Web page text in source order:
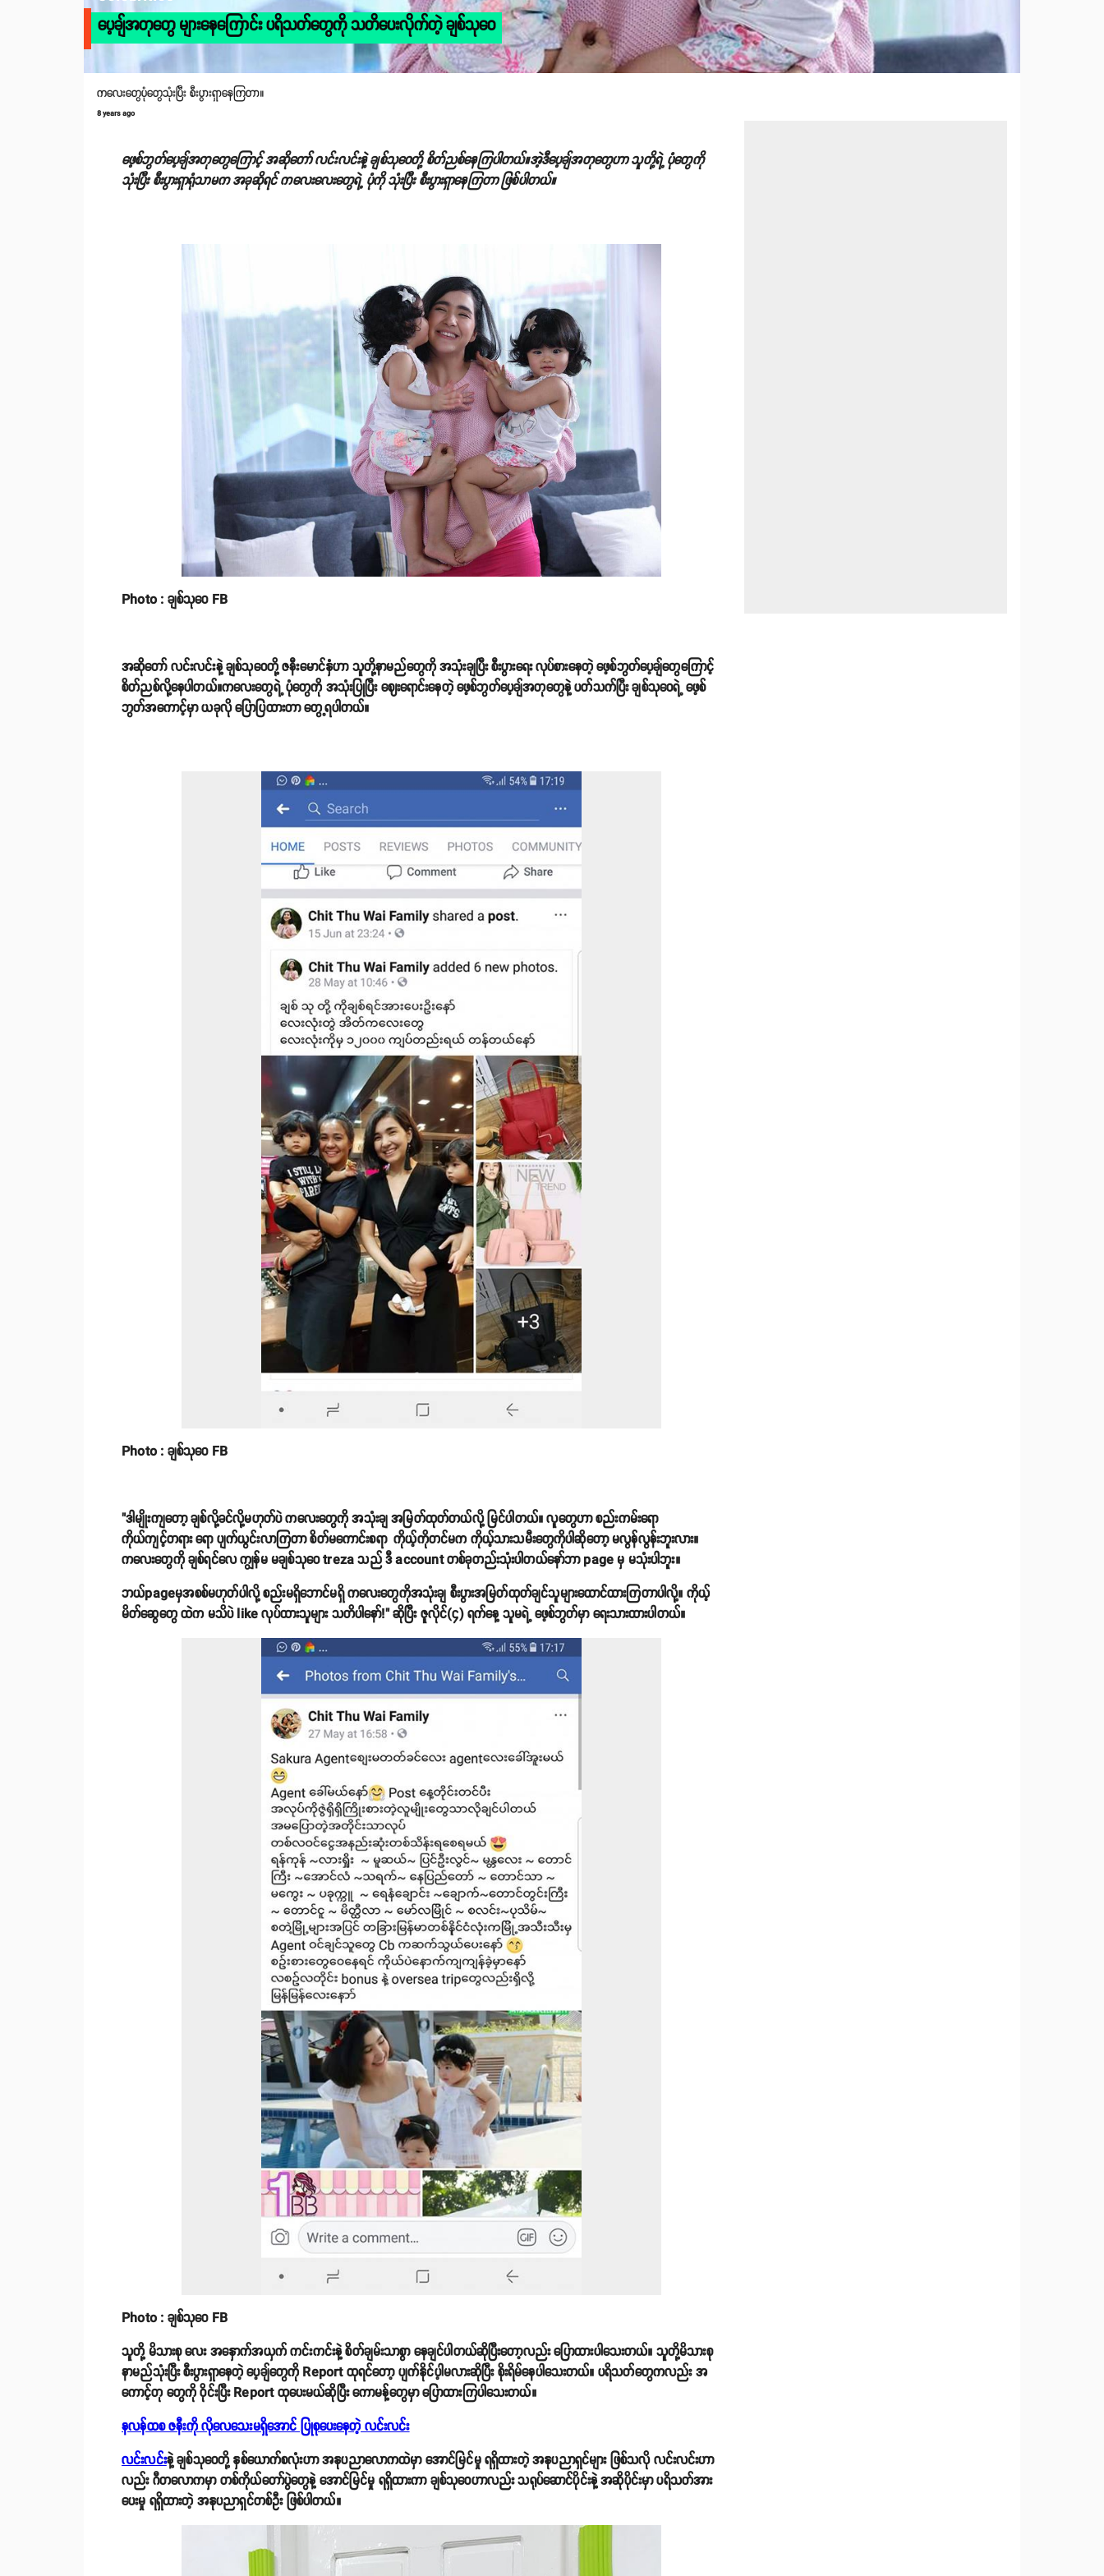
ပေ့ချ်အတုတွေ များနေကြောင်း ပရိသတ်တွေကို သတိပေးလိုက်တဲ့ ချစ်သုဝေ
ကလေးတွေပုံတွေသုံးပြီး စီးပွားရှာနေကြတာ။
8 years ago
ဖေ့စ်ဘွတ်ပေ့ချ်အတုတွေကြောင့် အဆိုတော် လင်းလင်းနဲ့ ချစ်သုဝေတို့ စိတ်ညစ်နေကြပါတယ်။အဲ့ဒီပေ့ချ်အတုတွေဟာ သူတို့ရဲ့ ပုံတွေကို
သုံးပြီး စီးပွားရှာရုံသာမက အခုဆိုရင် ကလေးလေးတွေရဲ့ ပုံကို သုံးပြီး စီးပွားရှာနေကြတာ ဖြစ်ပါတယ်။
Photo : ချစ်သုဝေ FB
အဆိုတော် လင်းလင်းနဲ့ ချစ်သုဝေတို့ ဇနီးမောင်နှံဟာ သူတို့နာမည်တွေကို အသုံးချပြီး စီးပွားရေး လုပ်စားနေတဲ့ ဖေ့စ်ဘွတ်ပေ့ချ်တွေကြောင့်
စိတ်ညစ်လို့နေပါတယ်။ကလေးတွေရဲ့ ပုံတွေကို အသုံးပြုပြီး ဈေးရောင်းနေတဲ့ ဖေ့စ်ဘွတ်ပေ့ချ်အတုတွေနဲ့ ပတ်သက်ပြီး ချစ်သုဝေရဲ့ ဖေ့စ်
ဘွတ်အကောင့်မှာ ယခုလို ပြောပြထားတာ တွေ့ရပါတယ်။
Photo : ချစ်သုဝေ FB
"ဒါမျိုးကျတော့ ချစ်လို့ခင်လို့မဟုတ်ပဲ ကလေးတွေကို အသုံးချ အမြတ်ထုတ်တယ်လို့ မြင်ပါတယ်။ လူတွေဟာ စည်းကမ်းရော
ကိုယ်ကျင့်တရား ရော ပျက်ယွင်းလာကြတာ စိတ်မကောင်းစရာ ကိုယ့်ကိုတင်မက ကိုယ့်သားသမီးတွေကိုပါဆိုတော့ မလွန်လွန်းဘူးလား။
ကလေးတွေကို ချစ်ရင်လေ ကျွန်မ မချစ်သုဝေ treza သည် ဒီ account တစ်ခုတည်းသုံးပါတယ်နော်ဘာ page မှ မသုံးပါဘူး။
ဘယ်pageမှအစစ်မဟုတ်ပါလို့ စည်းမရှိဘောင်မရှိ ကလေးတွေကိုအသုံးချ စီးပွားအမြတ်ထုတ်ချင်သူများထောင်ထားကြတာပါလို့။ ကိုယ့်
မိတ်ဆွေတွေ ထဲက မသိပဲ like လုပ်ထားသူများ သတိပါနော်!" ဆိုပြီး ဇူလိုင်(၄) ရက်နေ့ သူမရဲ့ ဖေ့စ်ဘွတ်မှာ ရေးသားထားပါတယ်။
Photo : ချစ်သုဝေ FB
သူတို့ မိသားစု လေး အနှောက်အယှက် ကင်းကင်းနဲ့ စိတ်ချမ်းသာစွာ နေချင်ပါတယ်ဆိုပြီးတော့လည်း ပြောထားပါသေးတယ်။ သူတို့မိသားစု
နာမည်သုံးပြီး စီးပွားရှာနေတဲ့ ပေ့ချ်တွေကို Report ထုရင်တော့ ပျက်နိုင်ပ့ါမလားဆိုပြီး စိုးရိမ်နေပါသေးတယ်။ ပရိသတ်တွေကလည်း အ
ကောင့်တု တွေကို ဝိုင်းပြီး Report ထုပေးမယ်ဆိုပြီး ကောမန့်တွေမှာ ပြောထားကြပါသေးတယ်။
နလန်ထစ ဇနီးကို လိုလေသေးမရှိအောင် ပြုစုပေးနေတဲ့ လင်းလင်း
လင်းလင်းနဲ့ ချစ်သုဝေတို့ နှစ်ယောက်စလုံးဟာ အနုပညာလောကထဲမှာ အောင်မြင်မှု ရရှိထားတဲ့ အနုပညာရှင်များ ဖြစ်သလို လင်းလင်းဟာ
လည်း ဂီတလောကမှာ တစ်ကိုယ်တော်ပွဲတွေနဲ့ အောင်မြင်မှု ရရှိထားကာ ချစ်သုဝေဟာလည်း သရုပ်ဆောင်ပိုင်းနဲ့ အဆိုပိုင်းမှာ ပရိသတ်အား
ပေးမှု ရရှိထားတဲ့ အနုပညာရှင်တစ်ဦး ဖြစ်ပါတယ်။